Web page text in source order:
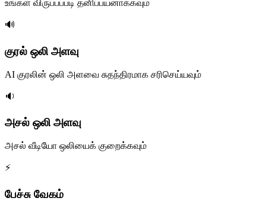
உங்கள் விருப்பப்படி தனிப்பயனாக்கவும்
🔊
குரல் ஒலி அளவு
AI குரலின் ஒலி அளவை சுதந்திரமாக சரிசெய்யவும்
🔉
அசல் ஒலி அளவு
அசல் வீடியோ ஒலியைக் குறைக்கவும்
⚡
பேச்சு வேகம்